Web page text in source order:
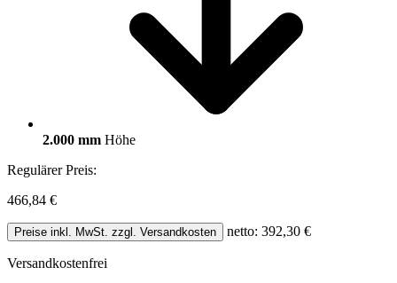
2.000 mm Höhe
Regulärer Preis:
466,84 €
Preise inkl. MwSt. zzgl. Versandkosten netto: 392,30 €
Versandkostenfrei